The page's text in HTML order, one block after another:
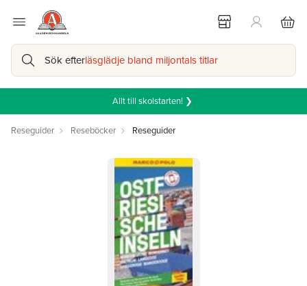
Sök efterläsglädje bland miljontals titlar
Allt till skolstarten! ❯
Reseguider Reseböcker Reseguider